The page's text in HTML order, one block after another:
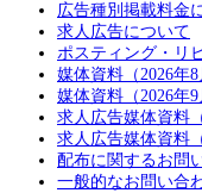
広告種別掲載料金
求人広告について
ポスティング・リ
媒体資料（2026年8
媒体資料（2026年9
求人広告媒体資料
求人広告媒体資料
配布に関するお問
一般的なお問い合